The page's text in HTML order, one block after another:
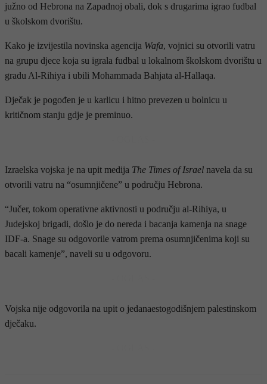
južno od Hebrona na Zapadnoj obali, dok s drugarima igrao fudbal
u školskom dvorištu.
Kako je izvijestila novinska agencija Wafa, vojnici su otvorili vatru
na grupu djece koja su igrala fudbal u lokalnom školskom dvorištu u
gradu Al-Rihiya i ubili Mohammada Bahjata al-Hallaqa.
Dječak je pogođen je u karlicu i hitno prevezen u bolnicu u
kritičnom stanju gdje je preminuo.
Izraelska vojska je na upit medija The Times of Israel navela da su
otvorili vatru na “osumnjičene” u području Hebrona.
“Jučer, tokom operativne aktivnosti u području al-Rihiya, u
Judejskoj brigadi, došlo je do nereda i bacanja kamenja na snage
IDF-a. Snage su odgovorile vatrom prema osumnjičenima koji su
bacali kamenje”, naveli su u odgovoru.
Vojska nije odgovorila na upit o jedanaestogodišnjem palestinskom
dječaku.